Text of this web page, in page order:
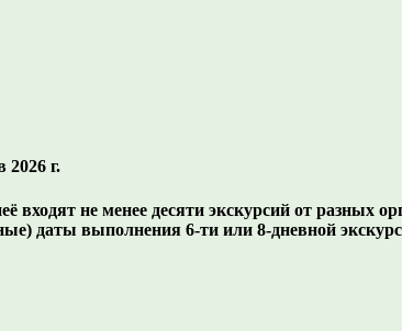
г.
не менее десяти экскурсий от разных
даты выполнения 6-ти или 8-дневной